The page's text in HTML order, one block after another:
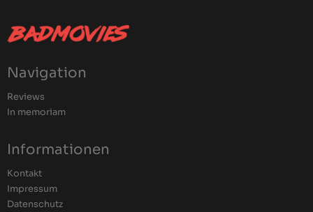
Navigation
Reviews
In memoriam
Informationen
Kontakt
Impressum
Datenschutz